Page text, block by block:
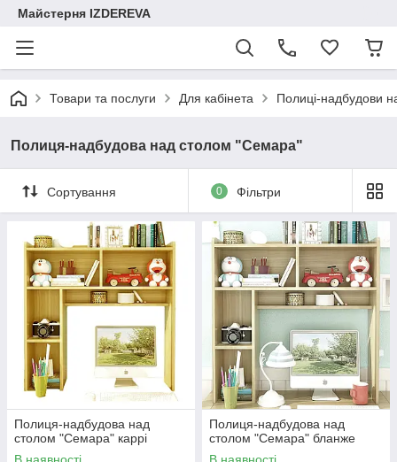
Майстерня IZDEREVA
Товари та послуги Для кабінета Полиці-надбудови
Полиця-надбудова над столом "Семара"
Сортування 0 Фільтри
Полиця-надбудова над
столом "Семара" каррі
Полиця-надбудова над
столом "Семара" бланже